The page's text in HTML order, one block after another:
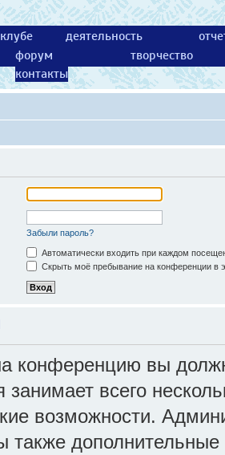
деятельность
форум
творчество
контакты
Забыли пароль?
Автоматически входить при каждом
Скрыть моё пребывание на конференции в
конференцию вы
занимает всего
возможности.
также